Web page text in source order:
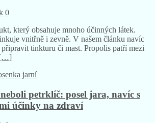
0
který obsahuje mnoho účinných látek.
vnitřně i zevně. V našem článku navíc
připravit tinkturu či mast. Propolis patří mezi
petrklíč: posel jara, navíc s
účinky na zdraví